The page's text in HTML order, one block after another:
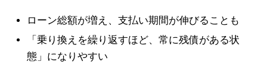
ローン総額が増え、支払い期間が伸びることも
「乗り換えを繰り返すほど、常に残債がある状
態」になりやすい